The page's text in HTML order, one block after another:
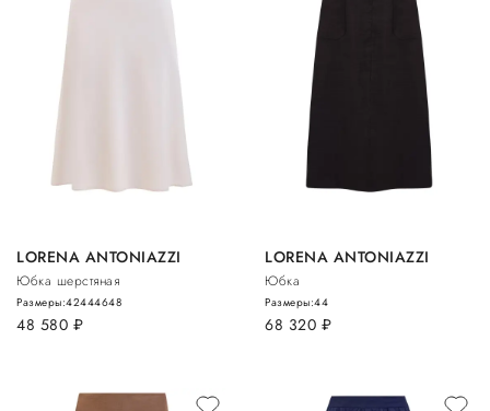
LORENA ANTONIAZZI
Юбка шерстяная
48 580 руб.
Размеры:42444648
LORENA ANTONIAZZI
Юбка
68 320 руб.
Размеры:44